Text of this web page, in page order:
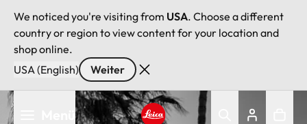
We noticed you're visiting from USA. Choose a different
country or region to view content for your location and
shop online.
USA (English)
Weiter
Direkt
zum